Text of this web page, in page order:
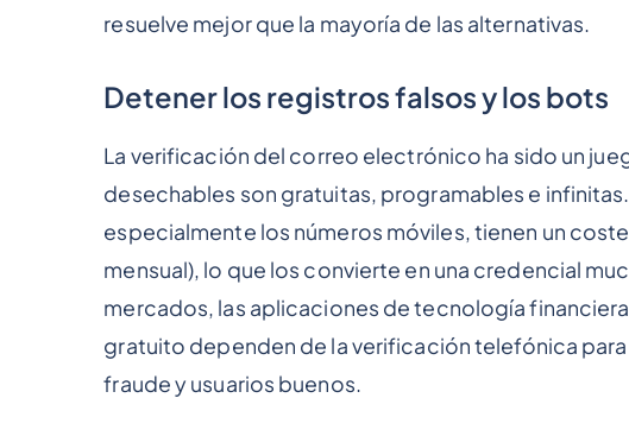
resuelve mejor que la mayoría de las alternativas.
Detener los registros falsos y los bots
La verificación del correo electrónico ha sido un
desechables son gratuitas, programables e
especialmente los números móviles, tienen un
mensual), lo que los convierte en una credencial
mercados, las aplicaciones de tecnología
gratuito dependen de la verificación telefónica
fraude y usuarios buenos.